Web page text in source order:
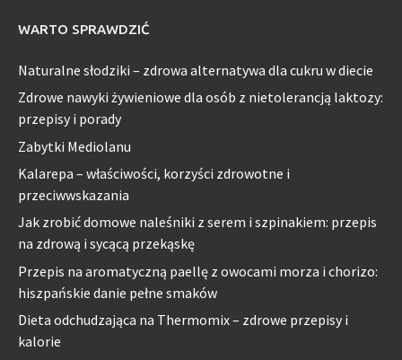
WARTO SPRAWDZIĆ
Naturalne słodziki – zdrowa alternatywa dla cukru w diecie
Zdrowe nawyki żywieniowe dla osób z nietolerancją laktozy:
przepisy i porady
Zabytki Mediolanu
Kalarepa – właściwości, korzyści zdrowotne i
przeciwwskazania
Jak zrobić domowe naleśniki z serem i szpinakiem: przepis
na zdrową i sycącą przekąskę
Przepis na aromatyczną paellę z owocami morza i chorizo:
hiszpańskie danie pełne smaków
Dieta odchudzająca na Thermomix – zdrowe przepisy i
kalorie